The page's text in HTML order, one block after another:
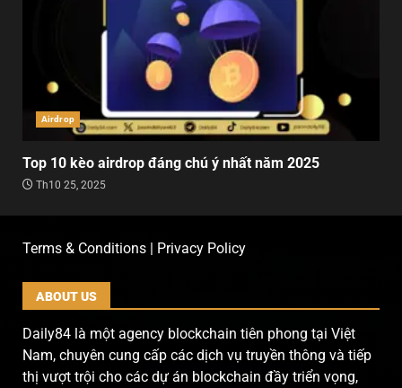
Airdrop
Top 10 kèo airdrop đáng chú ý nhất năm 2025
Th10 25, 2025
Terms & Conditions | Privacy Policy
ABOUT US
Daily84 là một agency blockchain tiên phong tại Việt
Nam, chuyên cung cấp các dịch vụ truyền thông và tiếp
thị vượt trội cho các dự án blockchain đầy triển vọng,